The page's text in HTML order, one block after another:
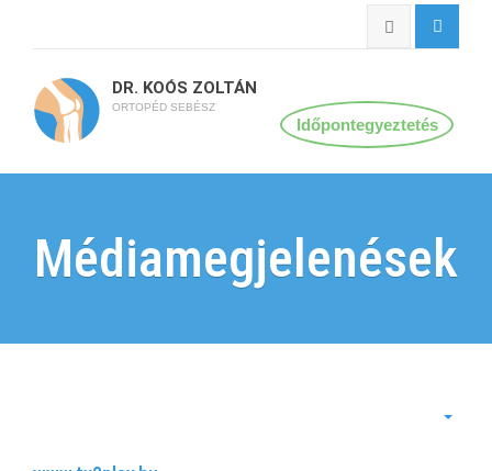
DR. KOÓS ZOLTÁN
ORTOPÉD SEBÉSZ
Időpontegyeztetés
Médiamegjelenések